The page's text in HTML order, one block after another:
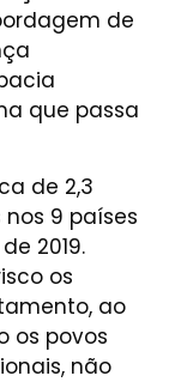
de
que passa
de 2,3
9 países
2019.
os
ao
os povos
não